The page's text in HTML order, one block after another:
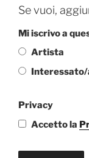
Se vuoi,
Mi iscrivo a
Artista
Interessato/
Privacy
Accetto la